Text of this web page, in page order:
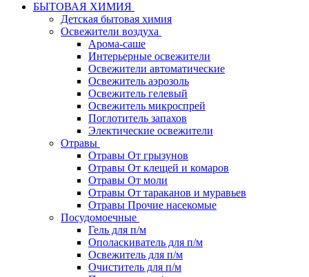
БЫТОВАЯ ХИМИЯ
Детская бытовая химия
Освежители воздуха
Арома-саше
Интерьерные освежители
Освежители автоматические
Освежитель аэрозоль
Освежитель гелевый
Освежитель микроспрей
Поглотитель запахов
Электические освежители
Отравы
Отравы От грызунов
Отравы От клещей и комаров
Отравы От моли
Отравы От тараканов и муравьев
Отравы Прочие насекомые
Посудомоечные
Гель для п/м
Ополаскиватель для п/м
Освежитель для п/м
Очиститель для п/м